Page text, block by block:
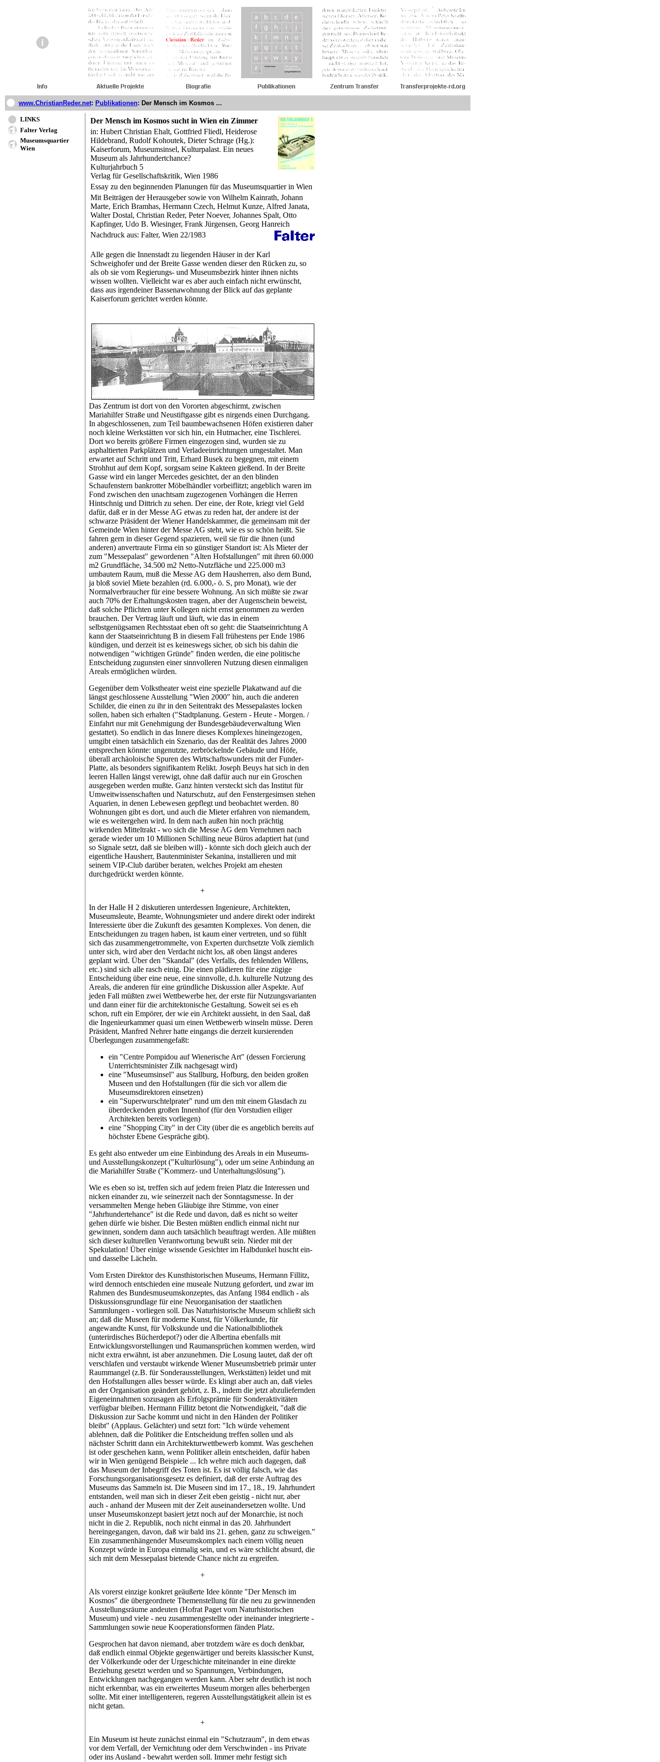
www.ChristianReder.net: Publikationen: Der Mensch im Kosmos ...
LINKS
Falter Verlag
Museumsquartier
Wien
Der Mensch im Kosmos sucht in Wien ein Zimmer
in: Hubert Christian Ehalt, Gottfried Fliedl, Heiderose
Hildebrand, Rudolf Kohoutek, Dieter Schrage (Hg.):
Kaiserforum, Museumsinsel, Kulturpalast. Ein neues
Museum als Jahrhundertchance?
Kulturjahrbuch 5
Verlag für Gesellschaftskritik, Wien 1986
Essay zu den beginnenden Planungen für das Museumsquartier in Wien
Mit Beiträgen der Herausgeber sowie von Wilhelm Kainrath, Johann
Marte, Erich Bramhas, Hermann Czech, Helmut Kunze, Alfred Janata,
Walter Dostal, Christian Reder, Peter Noever, Johannes Spalt, Otto
Kapfinger, Udo B. Wiesinger, Frank Jürgensen, Georg Hanreich
Nachdruck aus: Falter, Wien 22/1983
Alle gegen die Innenstadt zu liegenden Häuser in der Karl
Schweighofer und der Breite Gasse wenden dieser den Rücken zu, so
als ob sie vom Regierungs- und Museumsbezirk hinter ihnen nichts
wissen wollten. Vielleicht war es aber auch einfach nicht erwünscht,
dass aus irgendeiner Bassenawohnung der Blick auf das geplante
Kaiserforum gerichtet werden könnte.
Das Zentrum ist dort von den Vororten abgeschirmt, zwischen
Mariahilfer Straße und Neustiftgasse gibt es nirgends einen Durchgang.
In abgeschlossenen, zum Teil baumbewachsenen Höfen existieren daher
noch kleine Werkstätten vor sich hin, ein Hutmacher, eine Tischlerei.
Dort wo bereits größere Firmen eingezogen sind, wurden sie zu
asphaltierten Parkplätzen und Verladeeinrichtungen umgestaltet. Man
erwartet auf Schritt und Tritt, Erhard Busek zu begegnen, mit einem
Strohhut auf dem Kopf, sorgsam seine Kakteen gießend. In der Breite
Gasse wird ein langer Mercedes gesichtet, der an den blinden
Schaufenstern bankrotter Möbelhändler vorbeiflitzt; angeblich waren im
Fond zwischen den unachtsam zugezogenen Vorhängen die Herren
Hintschnig und Dittrich zu sehen. Der eine, der Rote, kriegt viel Geld
dafür, daß er in der Messe AG etwas zu reden hat, der andere ist der
schwarze Präsident der Wiener Handelskammer, die gemeinsam mit der
Gemeinde Wien hinter der Messe AG steht, wie es so schön heißt. Sie
fahren gern in dieser Gegend spazieren, weil sie für die ihnen (und
anderen) anvertraute Firma ein so günstiger Standort ist: Als Mieter der
zum "Messepalast" gewordenen "Alten Hofstallungen" mit ihren 60.000
m2 Grundfläche, 34.500 m2 Netto-Nutzfläche und 225.000 m3
umbautem Raum, muß die Messe AG dem Hausherren, also dem Bund,
ja bloß soviel Miete bezahlen (rd. 6.000,- ö. S, pro Monat), wie der
Normalverbraucher für eine bessere Wohnung. An sich müßte sie zwar
auch 70% der Erhaltungskosten tragen, aber der Augenschein beweist,
daß solche Pflichten unter Kollegen nicht ernst genommen zu werden
brauchen. Der Vertrag läuft und läuft, wie das in einem
selbstgenügsamen Rechtsstaat eben oft so geht: die Staatseinrichtung A
kann der Staatseinrichtung B in diesem Fall frühestens per Ende 1986
kündigen, und derzeit ist es keineswegs sicher, ob sich bis dahin die
notwendigen "wichtigen Gründe" finden werden, die eine politische
Entscheidung zugunsten einer sinnvolleren Nutzung diesen einmaligen
Areals ermöglichen würden.
Gegenüber dem Volkstheater weist eine spezielle Plakatwand auf die
längst geschlossene Ausstellung "Wien 2000" hin, auch die anderen
Schilder, die einen zu ihr in den Seitentrakt des Messepalastes locken
sollen, haben sich erhalten ("Stadtplanung. Gestern - Heute - Morgen. /
Einfahrt nur mit Genehmigung der Bundesgebäudeverwaltung Wien
gestattet). So endlich in das Innere dieses Komplexes hineingezogen,
umgibt einen tatsächlich ein Szenario, das der Realität des Jahres 2000
entsprechen könnte: ungenutzte, zerbröckelnde Gebäude und Höfe,
überall archäoloische Spuren des Wirtschaftswunders mit der Funder-
Platte, als besonders signifikantem Relikt. Joseph Beuys hat sich in den
leeren Hallen längst verewigt, ohne daß dafür auch nur ein Groschen
ausgegeben werden mußte. Ganz hinten versteckt sich das Institut für
Umweitwissenschaften und Naturschutz, auf den Fenstergesimsen stehen
Aquarien, in denen Lebewesen gepflegt und beobachtet werden. 80
Wohnungen gibt es dort, und auch die Mieter erfahren von niemandem,
wie es weitergehen wird. In dem nach außen hin noch prächtig
wirkenden Mitteltrakt - wo sich die Messe AG dem Vernehmen nach
gerade wieder um 10 Millionen Schilling neue Büros adaptiert hat (und
so Signale setzt, daß sie bleiben will) - könnte sich doch gleich auch der
eigentliche Hausherr, Bautenminister Sekanina, installieren und mit
seinem VIP-Club darüber beraten, welches Projekt am ehesten
durchgedrückt werden könnte.
+
In der Halle H 2 diskutieren unterdessen Ingenieure, Architekten,
Museumsleute, Beamte, Wohnungsmieter und andere direkt oder indirekt
Interessierte über die Zukunft des gesamten Komplexes. Von denen, die
Entscheidungen zu tragen haben, ist kaum einer vertreten, und so fühlt
sich das zusammengetrommelte, von Experten durchsetzte Volk ziemlich
unter sich, wird aber den Verdacht nicht los, aß oben längst anderes
geplant wird. Über den "Skandal" (des Verfalls, des fehlenden Willens,
etc.) sind sich alle rasch einig. Die einen plädieren für eine zügige
Entscheidung über eine neue, eine sinnvolle, d.h. kulturelle Nutzung des
Areals, die anderen für eine gründliche Diskussion aller Aspekte. Auf
jeden Fall müßten zwei Wettbewerbe her, der erste für Nutzungsvarianten
und dann einer für die architektonische Gestaltung. Soweit sei es eh
schon, ruft ein Empörer, der wie ein Architekt aussieht, in den Saal, daß
die Ingenieurkammer quasi um einen Wettbewerb winseln müsse. Deren
Präsident, Manfred Nehrer hatte eingangs die derzeit kursierenden
Überlegungen zusammengefaßt:
ein "Centre Pompidou auf Wienerische Art" (dessen Forcierung
Unterrichtsminister Zilk nachgesagt wird)
eine "Museumsinsel" aus Stallburg, Hofburg, den beiden großen
Museen und den Hofstallungen (für die sich vor allem die
Museumsdirektoren einsetzen)
ein "Superwurschtelprater" rund um den mit einem Glasdach zu
überdeckenden großen Innenhof (für den Vorstudien eiliger
Architekten bereits vorliegen)
eine "Shopping City" in der City (über die es angeblich bereits auf
höchster Ebene Gespräche gibt).
Es geht also entweder um eine Einbindung des Areals in ein Museums-
und Ausstellungskonzept ("Kulturlösung"), oder um seine Anbindung an
die Mariahilfer Straße ("Kommerz- und Unterhaltungslösung").
Wie es eben so ist, treffen sich auf jedem freien Platz die Interessen und
nicken einander zu, wie seinerzeit nach der Sonntagsmesse. In der
versammelten Menge heben Gläubige ihre Stimme, von einer
"Jahrhundertehance" ist die Rede und davon, daß es nicht so weiter
gehen dürfe wie bisher. Die Besten müßten endlich einmal nicht nur
gewinnen, sondern dann auch tatsächlich beauftragt werden. Alle müßten
sich dieser kulturellen Verantwortung bewußt sein. Nieder mit der
Spekulation! Über einige wissende Gesichter im Halbdunkel huscht ein-
und dasselbe Lächeln.
Vom Ersten Direktor des Kunsthistorischen Museums, Hermann Fillitz,
wird dennoch entschieden eine museale Nutzung gefordert, und zwar im
Rahmen des Bundesmuseumskonzeptes, das Anfang 1984 endlich - als
Diskussionsgrundlage für eine Neuorganisation der staatlichen
Sammlungen - vorliegen soll. Das Naturhistorische Museum schließt sich
an; daß die Museen für moderne Kunst, für Völkerkunde, für
angewandte Kunst, für Volkskunde und die Nationalbibliothek
(unterirdisches Bücherdepot?) oder die Albertina ebenfalls mit
Entwicklungsvorstellungen und Raumansprüchen kommen werden, wird
nicht extra erwähnt, ist aber anzunehmen. Die Losung lautet, daß der oft
verschlafen und verstaubt wirkende Wiener Museumsbetrieb primär unter
Raummangel (z.B. für Sonderausstellungen, Werkstätten) leidet und mit
den Hofstallungen aIles besser würde. Es klingt aber auch an, daß vieles
an der Organisation geändert gehört, z. B., indem die jetzt abzuliefernden
Eigeneinnahmen sozusagen als Erfolgsprämie für Sonderaktivitäten
verfügbar bleiben. Hermann Fillitz betont die Notwendigkeit, "daß die
Diskussion zur Sache kommt und nicht in den Händen der Politiker
bleibt" (Applaus. Gelächter) und setzt fort: "Ich würde vehement
ablehnen, daß die Politiker die Entscheidung treffen sollen und als
nächster Schritt dann ein Architekturwettbewerb kommt. Was geschehen
ist oder geschehen kann, wenn Politiker allein entscheiden, dafür haben
wir in Wien genügend Beispiele ... Ich wehre mich auch dagegen, daß
das Museum der Inbegriff des Toten ist. Es ist völlig falsch, wie das
Forschungsorganisationsgesetz es definiert, daß der erste Auftrag des
Museums das Sammeln ist. Die Museen sind im 17., 18., 19. Jahrhundert
entstanden, weil man sich in dieser Zeit eben geistig - nicht nur, aber
auch - anhand der Museen mit der Zeit auseinandersetzen wollte. Und
unser Museumskonzept basiert jetzt noch auf der Monarchie, ist noch
nicht in die 2. Republik, noch nicht einmal in das 20. Jahrhundert
hereingegangen, davon, daß wir bald ins 21. gehen, ganz zu schweigen."
Ein zusammenhängender Museumskomplex nach einem völlig neuen
Konzept würde in Europa einmalig sein, und es wäre schlicht absurd, die
sich mit dem Messepalast bietende Chance nicht zu ergreifen.
+
Als vorerst einzige konkret geäußerte Idee könnte "Der Mensch im
Kosmos" die übergeordnete Themenstellung für die neu zu gewinnenden
Ausstellungsräume andeuten (Hofrat Paget vom Naturhistorischen
Museum) und viele - neu zusammengestellte oder ineinander integrierte -
Sammlungen sowie neue Kooperationsformen fänden Platz.
Gesprochen hat davon niemand, aber trotzdem wäre es doch denkbar,
daß endlich einmal Objekte gegenwärtiger und bereits klassischer Kunst,
der Völkerkunde oder der Urgeschichte miteinander in eine direkte
Beziehung gesetzt werden und so Spannungen, Verbindungen,
Entwicklungen nachgegangen werden kann. Aber sehr deutlich ist noch
nicht erkennbar, was ein erweitertes Museum morgen alles beherbergen
sollte. Mit einer intelligenteren, regeren Ausstellungstätigkeit allein ist es
nicht getan.
+
Ein Museum ist heute zunächst einmal ein "Schutzraum", in dem etwas
vor dem Verfall, der Vernichtung oder dem Verschwinden - ins Private
oder ins Ausland - bewahrt werden soll. Immer mehr festigt sich